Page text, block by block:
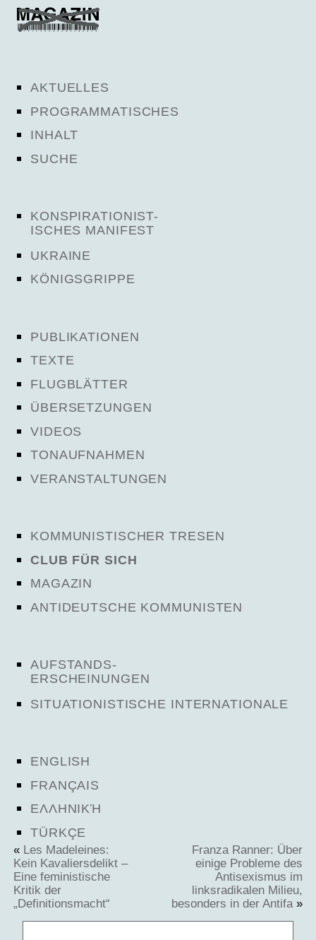
AKTUELLES
PROGRAMMATISCHES
INHALT
SUCHE
KONSPIRATIONIST-
ISCHES MANIFEST
UKRAINE
KÖNIGSGRIPPE
PUBLIKATIONEN
TEXTE
FLUGBLÄTTER
ÜBERSETZUNGEN
VIDEOS
TONAUFNAHMEN
VERANSTALTUNGEN
KOMMUNISTISCHER TRESEN
CLUB FÜR SICH
MAGAZIN
ANTIDEUTSCHE KOMMUNISTEN
AUFSTANDS-
ERSCHEINUNGEN
SITUATIONISTISCHE INTERNATIONALE
ENGLISH
FRANÇAIS
ΕΛΛΗΝΙΚΉ
TÜRKÇE
« Les Madeleines:
Kein Kavaliersdelikt –
Eine feministische
Kritik der
„Definitionsmacht“
Franza Ranner: Über
einige Probleme des
Antisexismus im
linksradikalen Milieu,
besonders in der Antifa »